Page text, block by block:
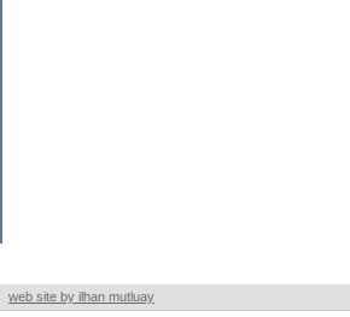
web site by ilhan mutluay